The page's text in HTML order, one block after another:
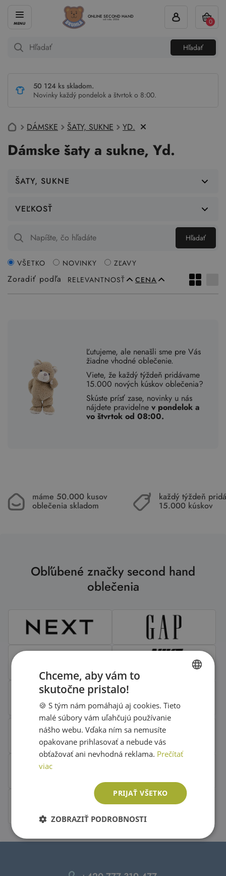
ONLINE SECOND HAND
od roku 2004
Hľadať
0
50 124 ks skladom.
Novinky každý pondelok a štvrtok o 8:00.
DÁMSKE ŠATY, SUKNE YD.
Dámske šaty a sukne, Yd.
ŠATY, SUKNE
VEĽKOSŤ
Hľadať
Zoradiť podľa RELEVANTNOSŤ CENA
VŠETKO NOVINKY ZĽAVY
Ľutujeme, ale nenašli sme pre Vás
žiadne vhodné oblečenie.
Viete, že každý týždeň pridávame
15.000 nových kúskov oblečenia?
Skúste prísť zase, novinky u nás
nájdete pravidelnev pondelok a
vo štvrtok od 08:00.
máme 50.000 kusov
oblečenia skladom
každý týždeň
15.000 kúskov
Obľúbené značky second hand
oblečenia
ENGLISH
Chceme, aby vám to
skutočne pristalo!
🍪 S tým nám pomáhajú aj cookies. Tieto
malé súbory vám uľahčujú používanie
nášho webu. Vďaka ním sa nemusíte
opakovane prihlasovať a nebude vás
obťažovať ani nevhodná reklama. Prečítať
viac
PRIJAŤ VŠETKO
ZOBRAZIŤ PODROBNOSTI